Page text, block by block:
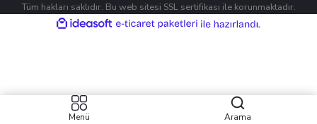
Tüm hakları saklıdır. Bu web sitesi SSL sertifikası ile korunmaktadır.
Menü Arama
ideasoft
e-